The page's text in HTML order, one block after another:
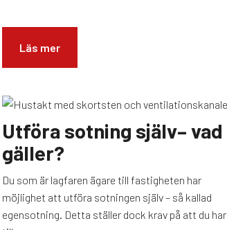
Läs mer
Utföra sotning själv– vad
gäller?
Du som är lagfaren ägare till fastigheten har
möjlighet att utföra sotningen själv – så kallad
egensotning. Detta ställer dock krav på att du har